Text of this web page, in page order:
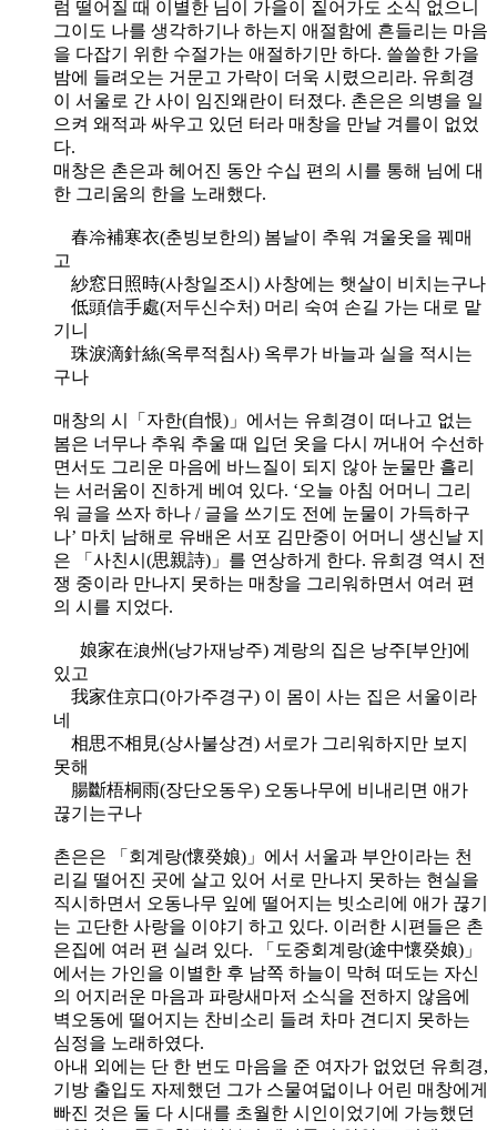
럼 떨어질 때 이별한 님이 가을이 짙어가도 소식 없으니
그이도 나를 생각하기나 하는지 애절함에 흔들리는 마음
을 다잡기 위한 수절가는 애절하기만 하다. 쓸쓸한 가을
밤에 들려오는 거문고 가락이 더욱 시렸으리라. 유희경
이 서울로 간 사이 임진왜란이 터졌다. 촌은은 의병을 일
으켜 왜적과 싸우고 있던 터라 매창을 만날 겨를이 없었
다.
매창은 촌은과 헤어진 동안 수십 편의 시를 통해 님에 대
한 그리움의 한을 노래했다.
春冷補寒衣(춘빙보한의) 봄날이 추워 겨울옷을 꿰매
고
紗窓日照時(사창일조시) 사창에는 햇살이 비치는구나
低頭信手處(저두신수처) 머리 숙여 손길 가는 대로 맡
기니
珠淚滴針絲(옥루적침사) 옥루가 바늘과 실을 적시는
구나
매창의 시「자한(自恨)」에서는 유희경이 떠나고 없는
봄은 너무나 추워 추울 때 입던 옷을 다시 꺼내어 수선하
면서도 그리운 마음에 바느질이 되지 않아 눈물만 흘리
는 서러움이 진하게 베여 있다. ‘오늘 아침 어머니 그리
워 글을 쓰자 하나 / 글을 쓰기도 전에 눈물이 가득하구
나’ 마치 남해로 유배온 서포 김만중이 어머니 생신날 지
은 「사친시(思親詩)」를 연상하게 한다. 유희경 역시 전
쟁 중이라 만나지 못하는 매창을 그리워하면서 여러 편
의 시를 지었다.
娘家在浪州(낭가재낭주) 계랑의 집은 낭주[부안]에
있고
我家住京口(아가주경구) 이 몸이 사는 집은 서울이라
네
相思不相見(상사불상견) 서로가 그리워하지만 보지
못해
腸斷梧桐雨(장단오동우) 오동나무에 비내리면 애가
끊기는구나
촌은은 「회계랑(懷癸娘)」에서 서울과 부안이라는 천
리길 떨어진 곳에 살고 있어 서로 만나지 못하는 현실을
직시하면서 오동나무 잎에 떨어지는 빗소리에 애가 끊기
는 고단한 사랑을 이야기 하고 있다. 이러한 시편들은 촌
은집에 여러 편 실려 있다. 「도중회계랑(途中懷癸娘)」
에서는 가인을 이별한 후 남쪽 하늘이 막혀 떠도는 자신
의 어지러운 마음과 파랑새마저 소식을 전하지 않음에
벽오동에 떨어지는 찬비소리 들려 차마 견디지 못하는
심정을 노래하였다.
아내 외에는 단 한 번도 마음을 준 여자가 없었던 유희경,
기방 출입도 자제했던 그가 스물여덟이나 어린 매창에게
빠진 것은 둘 다 시대를 초월한 시인이었기에 가능했던